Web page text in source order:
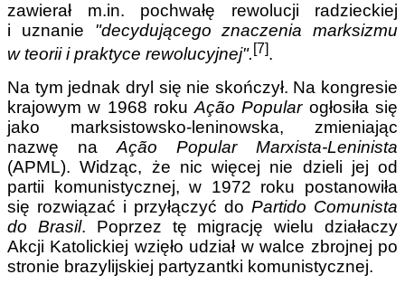
zawierał m.in. pochwałę rewolucji radzieckiej
i uznanie "decydującego znaczenia marksizmu
w teorii i praktyce rewolucyjnej". [7].
Na tym jednak dryl się nie skończył. Na kongresie
krajowym w 1968 rokuAção Popular ogłosiła się
jako marksistowsko-leninowska, zmieniając
nazwę na Ação Popular Marxista-Leninista
(APML). Widząc, że nic więcej nie dzieli jej od
partii komunistycznej, w 1972 roku postanowiła
się rozwiązać i przyłączyć do Partido Comunista
do Brasil. Poprzez tę migrację wielu działaczy
Akcji Katolickiej wzięło udział w walce zbrojnej po
stronie brazylijskiej partyzantki komunistycznej.